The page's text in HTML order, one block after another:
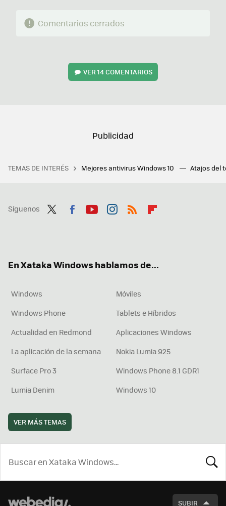
Comentarios cerrados
VER14 COMENTARIOS
TEMAS DE INTERÉS Mejores antivirus Windows 10 Atajos del
Síguenos
En Xataka Windows hablamos de...
Windows
Móviles
Windows Phone
Tablets e Híbridos
Actualidad en Redmond
Aplicaciones Windows
La aplicación de la semana
Nokia Lumia 925
Surface Pro 3
Windows Phone 8.1 GDR1
Lumia Denim
Windows 10
VER MÁS TEMAS
SUBIR